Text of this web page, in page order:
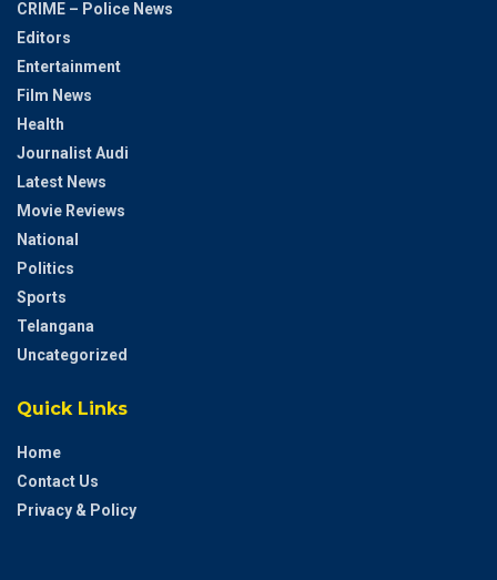
CRIME – Police News
Editors
Entertainment
Film News
Health
Journalist Audi
Latest News
Movie Reviews
National
Politics
Sports
Telangana
Uncategorized
Quick Links
Home
Contact Us
Privacy & Policy